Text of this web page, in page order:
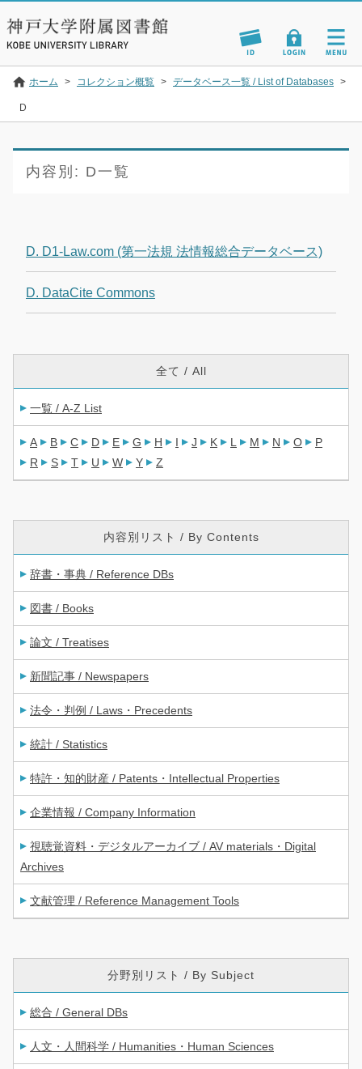
ホーム > コレクション概覧 > データベース一覧 / List of Databases >
D
内容別: D一覧
D. D1-Law.com (第一法規 法情報総合データベース)
D. DataCite Commons
全て / All
一覧 / A-Z List
A B C D E G H I J K L M N O
P
R
S T U W Y Z
内容別リスト / By Contents
辞書・事典 / Reference DBs
図書 / Books
論文 / Treatises
新聞記事 / Newspapers
法令・判例 / Laws・Precedents
統計 / Statistics
特許・知的財産 / Patents・Intellectual Properties
企業情報 / Company Information
視聴覚資料・デジタルアーカイブ / AV materials・Digital
Archives
文献管理 / Reference Management Tools
分野別リスト / By Subject
総合 / General DBs
人文・人間科学 / Humanities・Human Sciences